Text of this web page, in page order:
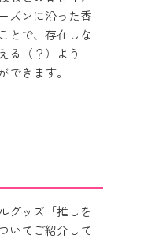
ズンに沿った香
とで、存在しな
る（？）よう
できます。
グッズ「推しを
いてご紹介して